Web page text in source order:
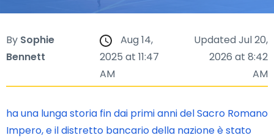
By Sophie
Bennett
Aug 14,
2025 at 11:47
AM
Updated Jul 20,
2026 at 8:42
AM
ha una lunga storia fin dai primi anni del Sacro Romano
Impero, e il distretto bancario della nazione è stato